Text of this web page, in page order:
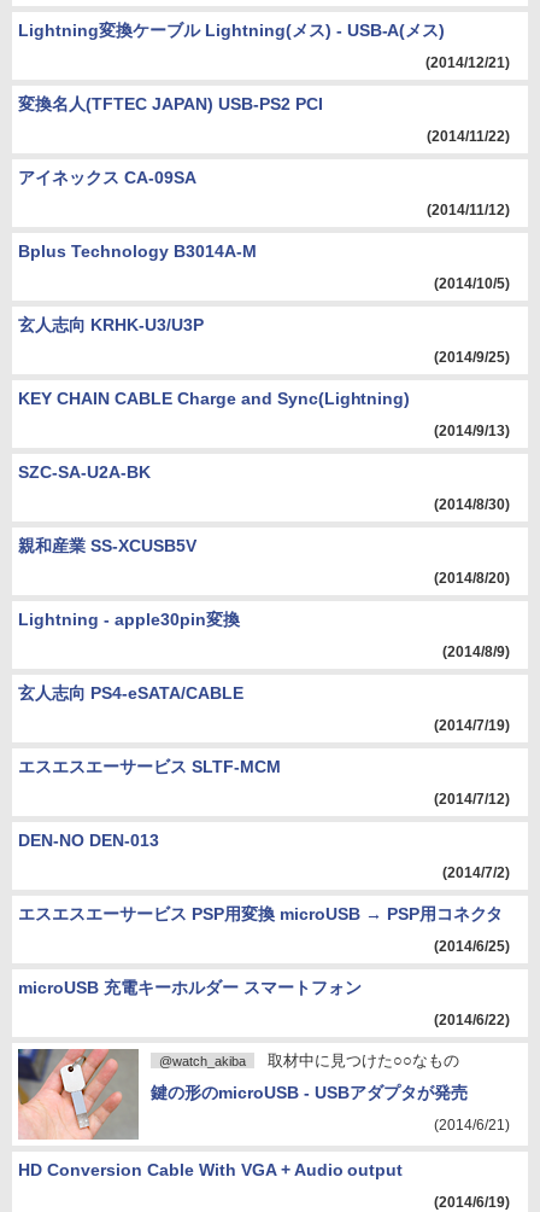
Lightning変換ケーブル Lightning(メス) - USB-A(メス)
(2014/12/21)
変換名人(TFTEC JAPAN) USB-PS2 PCI
(2014/11/22)
アイネックス CA-09SA
(2014/11/12)
Bplus Technology B3014A-M
(2014/10/5)
玄人志向 KRHK-U3/U3P
(2014/9/25)
KEY CHAIN CABLE Charge and Sync(Lightning)
(2014/9/13)
SZC-SA-U2A-BK
(2014/8/30)
親和産業 SS-XCUSB5V
(2014/8/20)
Lightning - apple30pin変換
(2014/8/9)
玄人志向 PS4-eSATA/CABLE
(2014/7/19)
エスエスエーサービス SLTF-MCM
(2014/7/12)
DEN-NO DEN-013
(2014/7/2)
エスエスエーサービス PSP用変換 microUSB → PSP用コネクタ
(2014/6/25)
microUSB 充電キーホルダー スマートフォン
(2014/6/22)
@watch_akiba 取材中に見つけた○○なもの
鍵の形のmicroUSB - USBアダプタが発売
(2014/6/21)
HD Conversion Cable With VGA + Audio output
(2014/6/19)